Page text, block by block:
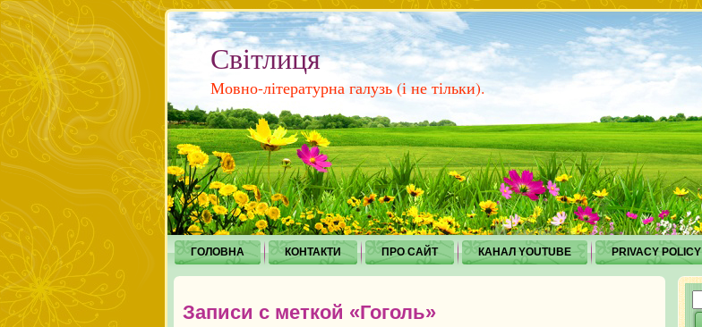
Світлиця
Мовно-літературна галузь (і не тільки).
ГОЛОВНА КОНТАКТИ ПРО САЙТ КАНАЛ YOUTUBE PRIVACY POLICY
Записи с меткой «Гоголь»